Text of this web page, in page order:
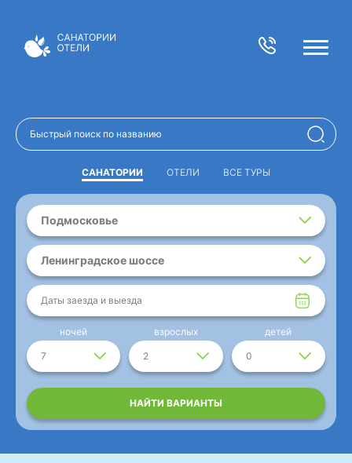
САНАТОРИИ ОТЕЛИ ВСЕ ТУРЫ
Подмосковье
Ленинградское шоссе
Даты заезда и выезда
7
ночей
2
взрослых
0
детей
НАЙТИ ВАРИАНТЫ